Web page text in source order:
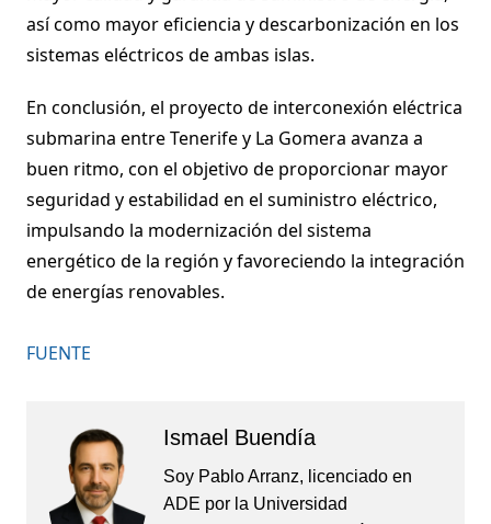
así como mayor eficiencia y descarbonización en los
sistemas eléctricos de ambas islas.
En conclusión, el proyecto de interconexión eléctrica
submarina entre Tenerife y La Gomera avanza a
buen ritmo, con el objetivo de proporcionar mayor
seguridad y estabilidad en el suministro eléctrico,
impulsando la modernización del sistema
energético de la región y favoreciendo la integración
de energías renovables.
FUENTE
Ismael Buendía
Soy Pablo Arranz, licenciado en
ADE por la Universidad